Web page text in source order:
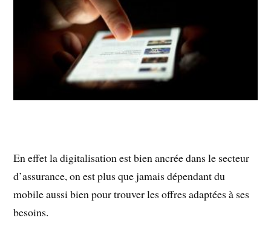
En effet la digitalisation est bien ancrée dans le secteur
d’assurance, on est plus que jamais dépendant du
mobile aussi bien pour trouver les offres adaptées à ses
besoins.